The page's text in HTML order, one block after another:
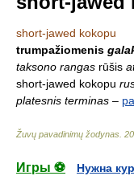
short-jawed kokopu
trumpažiomenis
taksono rangas rūšis
short-jawed kokopu
platesnis terminas –
Žuvų pavadinimų žodynas
Игры ⚽
Нужна